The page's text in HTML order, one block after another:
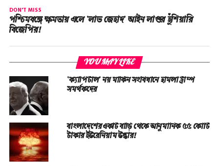
DON'T MISS
পশ্চিমবঙ্গে ক্ষমতায় এলে ‘লাভ জেহাদ’ আইন লাগুর হুঁশিয়ারি
বিজেপির!
YOU MAY LIKE
‘ক্যাপিটাল’ নয় মার্কিন সংবিধানে হামলা ট্রাম্প
সমর্থকদের
বাংলাদেশের একটি বাড়ি থেকে আনুমানিক ৫৫ কোটি
টাকার ইউরেনিয়াম উদ্ধার!